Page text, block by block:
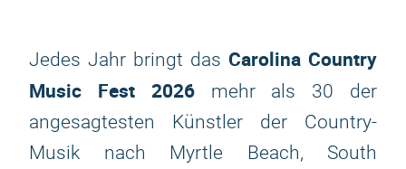
Jedes Jahr bringt das Carolina Country
Music Fest 2026mehr als 30 der
angesagtesten Künstler der Country-
Musik nach Myrtle Beach, South